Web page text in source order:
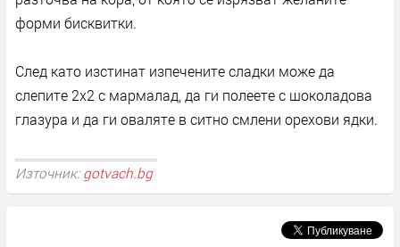
форми бисквитки.
След като изстинат изпечените сладки може да
слепите 2х2 с мармалад, да ги полеете с шоколадова
глазура и да ги оваляте в ситно смлени орехови ядки.
Източник: gotvach.bg